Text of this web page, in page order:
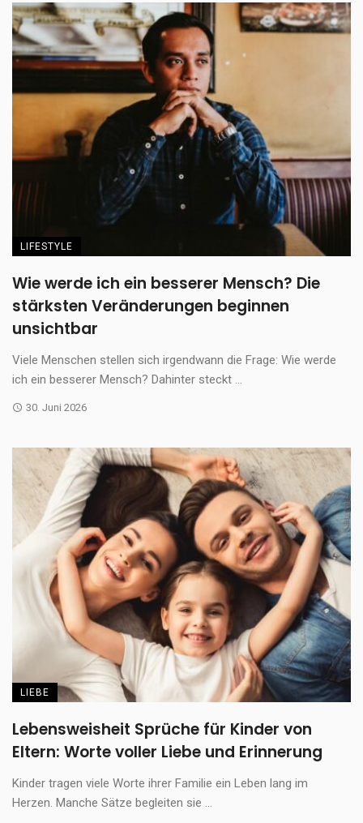
LIFESTYLE
Wie werde ich ein besserer Mensch? Die
stärksten Veränderungen beginnen
unsichtbar
Viele Menschen stellen sich irgendwann die Frage: Wie werde
ich ein besserer Mensch? Dahinter steckt ...
30. Juni 2026
LIEBE
Lebensweisheit Sprüche für Kinder von
Eltern: Worte voller Liebe und Erinnerung
Kinder tragen viele Worte ihrer Familie ein Leben lang im
Herzen. Manche Sätze begleiten sie ...